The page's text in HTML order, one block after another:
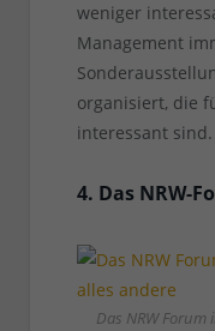
weniger
Management
organisiert, die
interessant sind.
4. Das NRW-
Das NRW